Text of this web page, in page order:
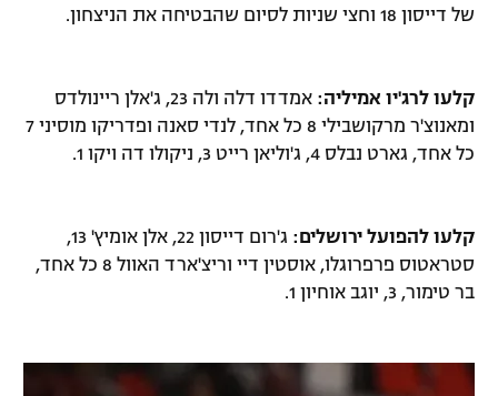
של דייסון 18 וחצי שניות לסיום שהבטיחה את הניצחון.
קלעו לרג'יו אמיליה:
אמדדו דלה ולה 23, ג'אלן ריינולדס
ומאנוצ'ר מרקושבילי 8 כל אחד, לנדי סאנה ופדריקו מוסיני 7
כל אחד, גארט נבלס 4, ג'וליאן רייט 3, ניקולו דה ויקו 1.
קלעו להפועל ירושלים:
ג'רום דייסון 22, אלן אומיץ' 13,
סטראטוס פרפרוגלו, אוסטין דיי וריצ'ארד האוול 8 כל אחד,
בר טימור, 3, יוגב אוחיון 1.